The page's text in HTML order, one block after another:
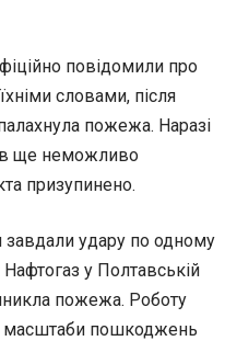
повідомили про
словами, після
пожежа. Наразі
ще неможливо
призупинено.
завдали удару по одному
у Полтавській
пожежа. Роботу
масштаби пошкоджень